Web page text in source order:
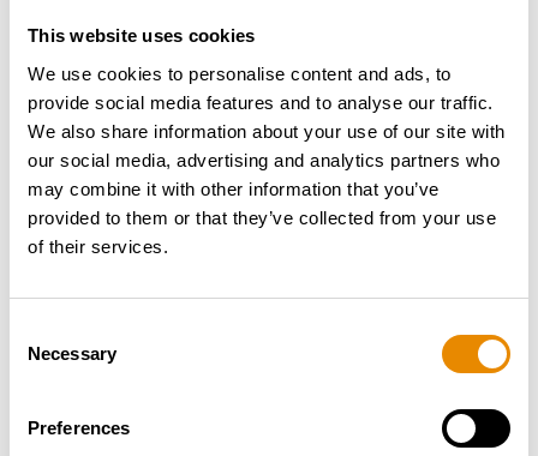
This website uses cookies
We use cookies to personalise content and ads, to
provide social media features and to analyse our traffic.
We also share information about your use of our site with
our social media, advertising and analytics partners who
may combine it with other information that you’ve
provided to them or that they’ve collected from your use
of their services.
Selection
Necessary
Preferences
bekannt ist. Heute haben sie neben der Kernaktivität
auch in den Bereichen Transport, Kommunikation,
Stahlproduktion und
Niederspannungsgeräteproduktion Fuß gefasst.
Mit englisch- und auch kroatischsprachiger Beratung
und vollem Service-Know-how, steht RUTHMANN
GmbH Österreich auch seinen Kunden in Kroatien
Einschulung bis zum laufendem Support.
RUTHMANN GmbH Österreich wünscht Freude und
Erfolg mit Ihrem gebrauchten RUTHMANN STEIGER®